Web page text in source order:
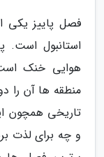
فصل پاییز یکی
استانبول است.
هوایی خنک
منطقه ها آن را
تاریخی همچون
و چه برای لذت